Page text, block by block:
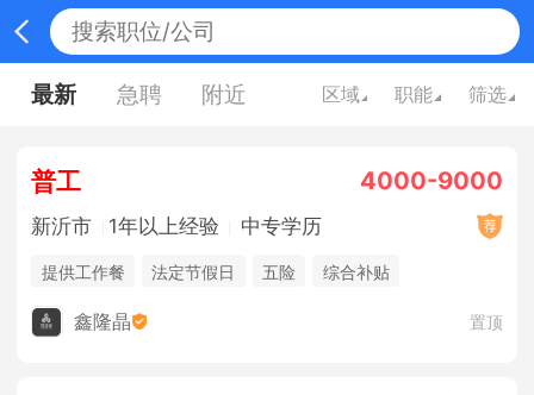
最新 急聘 附近 区域 职能 筛选
普工 4000-9000
新沂市 1年以上经验 中专学历
提供工作餐 法定节假日 五险 综合补贴
鑫隆晶 置顶